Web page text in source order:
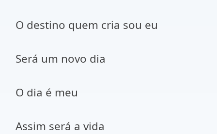
O destino quem cria sou eu
Será um novo dia
O dia é meu
Assim será a vida